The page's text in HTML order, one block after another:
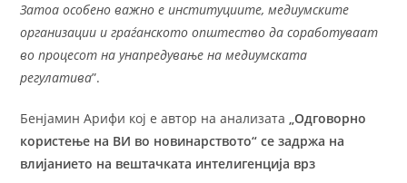
Затоа особено важно е институциите, медиумските
организации и граѓанското општество да соработуваат
во процесот на унапредување на медиумската
регулатива”.
Бенјамин Арифи кој е автор на анализата„Одговорно
користење на ВИ во новинарството“ се задржа на
влијанието на вештачката интелигенција врз